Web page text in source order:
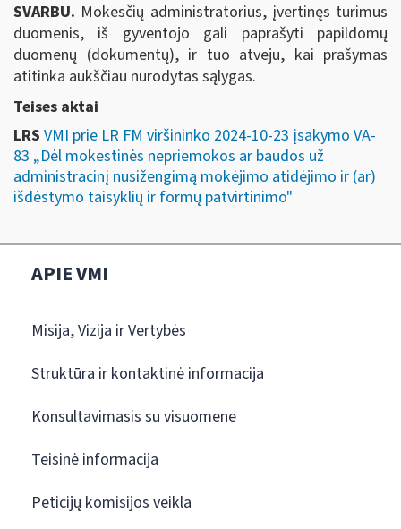
SVARBU. Mokesčių administratorius, įvertinęs turimus
duomenis, iš gyventojo gali paprašyti papildomų
duomenų (dokumentų), ir tuo atveju, kai prašymas
atitinka aukščiau nurodytas sąlygas.
Teises aktai
LRS VMI prie LR FM viršininko 2024-10-23 įsakymo VA-
83 „Dėl mokestinės nepriemokos ar baudos už
administracinį nusižengimą mokėjimo atidėjimo ir (ar)
išdėstymo taisyklių ir formų patvirtinimo"
APIE VMI
Misija, Vizija ir Vertybės
Struktūra ir kontaktinė informacija
Konsultavimasis su visuomene
Teisinė informacija
Peticijų komisijos veikla